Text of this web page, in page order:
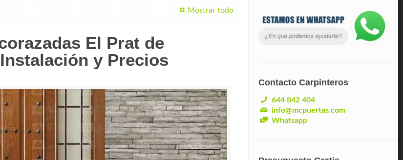
Mostrar todo
El Prat de
y Precios
Contacto Carpinteros
644 842 404
info@mcpuertas.com
Whatsapp